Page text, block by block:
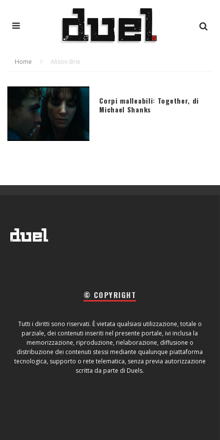
Home Alison Brie
Corpi malleabili: Together, di
Michael Shanks
© COPYRIGHT
Tutti i diritti sono riservati. È vietata qualsiasi utilizzazione, totale o
parziale, dei contenuti inseriti nel presente portale, ivi inclusa la
memorizzazione, riproduzione, rielaborazione, diffusione o
distribuzione dei contenuti stessi mediante qualunque piattaforma
tecnologica, supporto o rete telematica, senza previa autorizzazione
scritta da parte di Duels.